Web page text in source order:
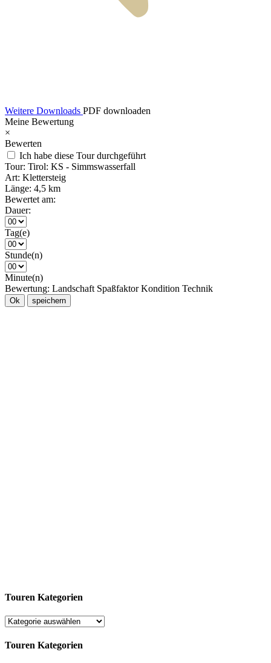
Weitere Downloads PDF downloaden
Meine Bewertung
×
Bewerten
Ich habe diese Tour durchgeführt
Tour: Tirol: KS - Simmswasserfall
Art: Klettersteig
Länge: 4,5 km
Bewertet am:
Dauer:
Tag(e)
Stunde(n)
Minute(n)
Bewertung: Landschaft Spaßfaktor Kondition Technik
Ok speichern
Touren Kategorien
Touren Kategorien